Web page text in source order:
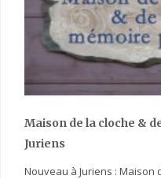
Maison de la cloche &
Juriens
Nouveau à Juriens : Maison